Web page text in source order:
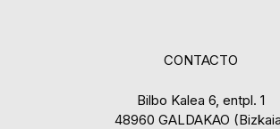
CONTACTO
Bilbo Kalea 6, entpl. 1
48960 GALDAKAO